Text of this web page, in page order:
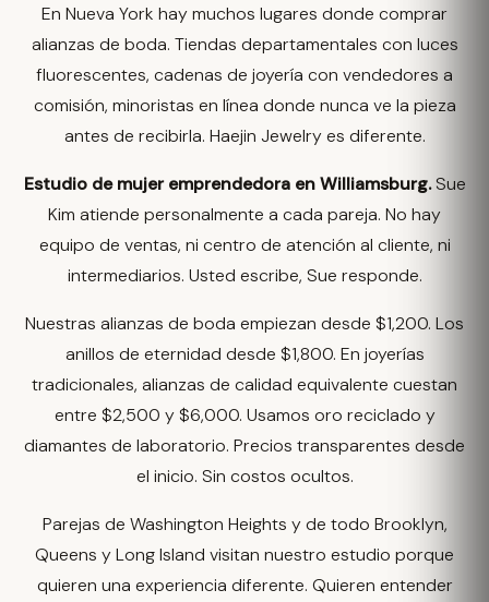
En Nueva York hay muchos lugares donde comprar
alianzas de boda. Tiendas departamentales con luces
fluorescentes, cadenas de joyería con vendedores a
comisión, minoristas en línea donde nunca ve la pieza
antes de recibirla. Haejin Jewelry es diferente.
Estudio de mujer emprendedora en Williamsburg.Sue
Kim atiende personalmente a cada pareja. No hay
equipo de ventas, ni centro de atención al cliente, ni
intermediarios. Usted escribe, Sue responde.
Nuestras alianzas de boda empiezan desde $1,200. Los
anillos de eternidad desde $1,800. En joyerías
tradicionales, alianzas de calidad equivalente cuestan
entre $2,500 y $6,000. Usamos oro reciclado y
diamantes de laboratorio. Precios transparentes desde
el inicio. Sin costos ocultos.
Parejas de Washington Heights y de todo Brooklyn,
Queens y Long Island visitan nuestro estudio porque
quieren una experiencia diferente. Quieren entender